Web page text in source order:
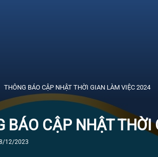
THÔNG BÁO CẬP NHẬT THỜI GIAN LÀM VIỆC 2024
BÁO CẬP NHẬT
12/2023